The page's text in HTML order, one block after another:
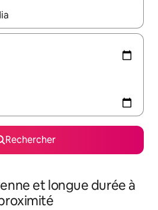
utilisez les flèches vers le
Rechercher
et longue durée à